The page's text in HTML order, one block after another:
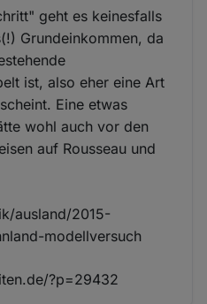
geht es keinesfalls
Grundeinkommen, da
ist, also eher eine Art
Eine etwas
wohl auch vor den
auf Rousseau und
ausland/2015-
modellversuch
?p=29432